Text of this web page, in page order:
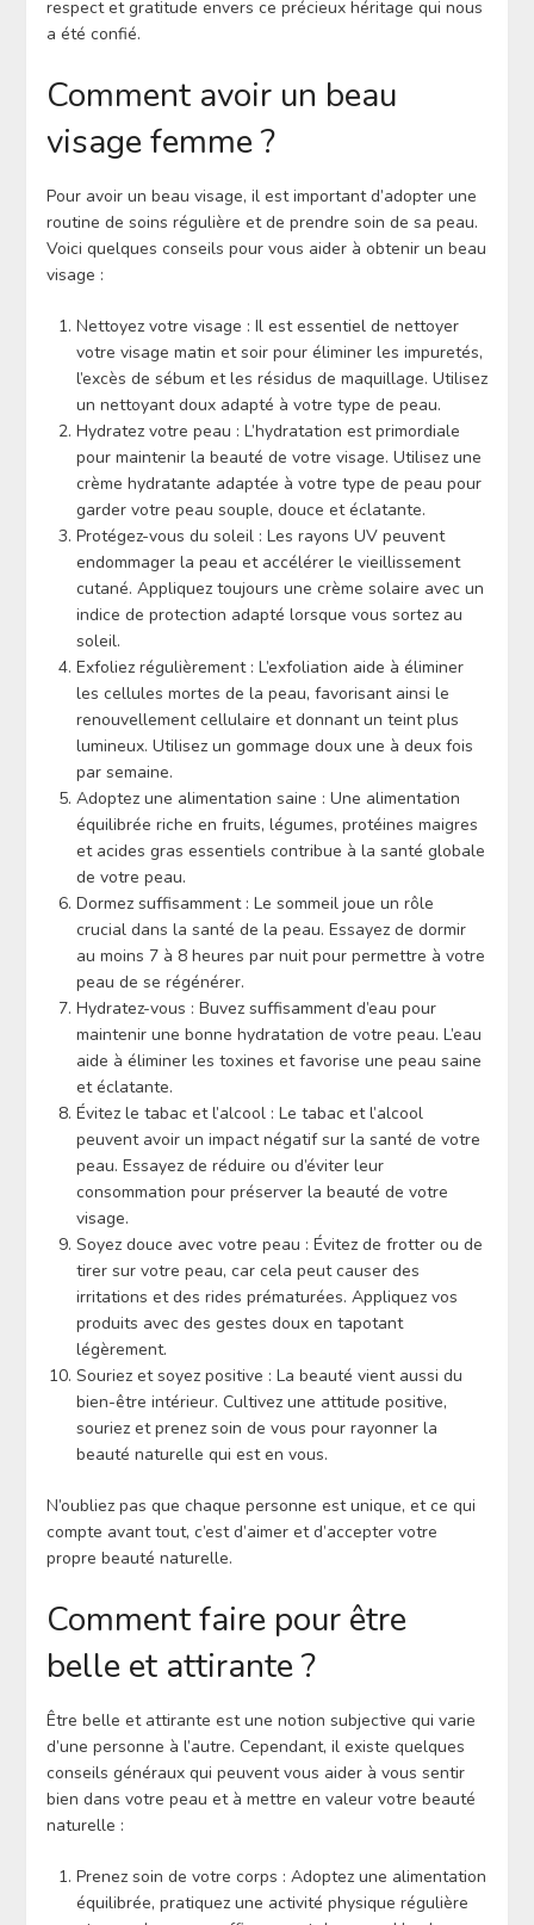
respect et gratitude envers ce précieux héritage qui nous
a été confié.
Comment avoir un beau
visage femme ?
Pour avoir un beau visage, il est important d’adopter une
routine de soins régulière et de prendre soin de sa peau.
Voici quelques conseils pour vous aider à obtenir un beau
visage :
Nettoyez votre visage : Il est essentiel de nettoyer
votre visage matin et soir pour éliminer les impuretés,
l’excès de sébum et les résidus de maquillage. Utilisez
un nettoyant doux adapté à votre type de peau.
Hydratez votre peau : L’hydratation est primordiale
pour maintenir la beauté de votre visage. Utilisez une
crème hydratante adaptée à votre type de peau pour
garder votre peau souple, douce et éclatante.
Protégez-vous du soleil : Les rayons UV peuvent
endommager la peau et accélérer le vieillissement
cutané. Appliquez toujours une crème solaire avec un
indice de protection adapté lorsque vous sortez au
soleil.
Exfoliez régulièrement : L’exfoliation aide à éliminer
les cellules mortes de la peau, favorisant ainsi le
renouvellement cellulaire et donnant un teint plus
lumineux. Utilisez un gommage doux une à deux fois
par semaine.
Adoptez une alimentation saine : Une alimentation
équilibrée riche en fruits, légumes, protéines maigres
et acides gras essentiels contribue à la santé globale
de votre peau.
Dormez suffisamment : Le sommeil joue un rôle
crucial dans la santé de la peau. Essayez de dormir
au moins 7 à 8 heures par nuit pour permettre à votre
peau de se régénérer.
Hydratez-vous : Buvez suffisamment d’eau pour
maintenir une bonne hydratation de votre peau. L’eau
aide à éliminer les toxines et favorise une peau saine
et éclatante.
Évitez le tabac et l’alcool : Le tabac et l’alcool
peuvent avoir un impact négatif sur la santé de votre
peau. Essayez de réduire ou d’éviter leur
consommation pour préserver la beauté de votre
visage.
Soyez douce avec votre peau : Évitez de frotter ou de
tirer sur votre peau, car cela peut causer des
irritations et des rides prématurées. Appliquez vos
produits avec des gestes doux en tapotant
légèrement.
Souriez et soyez positive : La beauté vient aussi du
bien-être intérieur. Cultivez une attitude positive,
souriez et prenez soin de vous pour rayonner la
beauté naturelle qui est en vous.
N’oubliez pas que chaque personne est unique, et ce qui
compte avant tout, c’est d’aimer et d’accepter votre
propre beauté naturelle.
Comment faire pour être
belle et attirante ?
Être belle et attirante est une notion subjective qui varie
d’une personne à l’autre. Cependant, il existe quelques
conseils généraux qui peuvent vous aider à vous sentir
bien dans votre peau et à mettre en valeur votre beauté
naturelle :
Prenez soin de votre corps : Adoptez une alimentation
équilibrée, pratiquez une activité physique régulière